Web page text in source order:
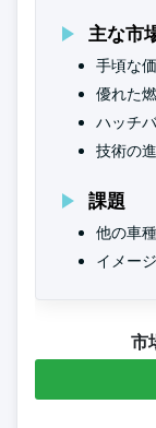
主な市
手頃な
優れた
ハッチ
技術の
課題
他の車
イメー
市